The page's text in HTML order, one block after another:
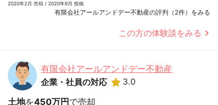
2020年2月 売却 / 2020年9月 投稿
有限会社アールアンドデー不動産の評判（2件）をみる
この方の体験談をみる
有限会社アールアンドデー不動産
企業・社員の対応 3.0
土地を450万円で売却